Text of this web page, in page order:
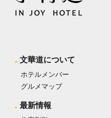
文華道について
ホテルメンバー
グルメマップ
最新情報